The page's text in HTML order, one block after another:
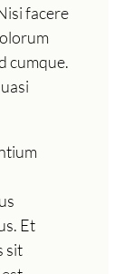
facere
cumque.
Et
sit